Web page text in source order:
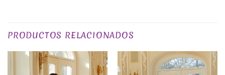
Rojos
PRODUCTOS RELACIONADOS